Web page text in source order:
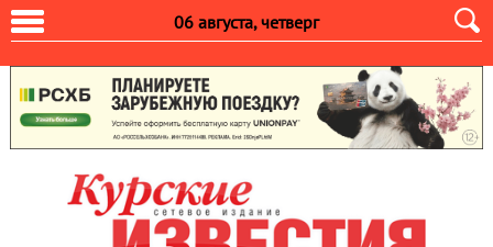
06 августа, четверг